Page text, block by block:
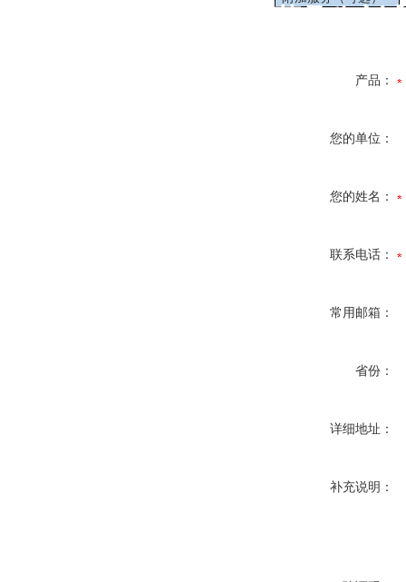
产品：
您的单位：
您的姓名：
联系电话：
常用邮箱：
省份：
详细地址：
补充说明：